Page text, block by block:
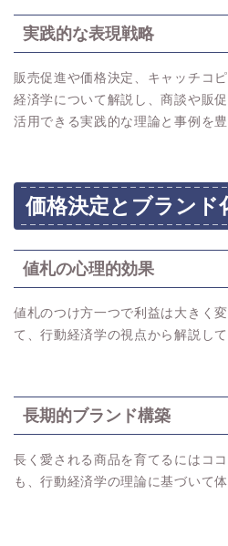
実践的な表現戦略
販売促進や価格決定、キャッチコ
経済学について解説し、商談や販
活用できる実践的な理論と事例を
価格決定とブランド
値札の心理的効果
値札のつけ方一つで利益は大きく
て、行動経済学の視点から解説して
長期的ブランド構築
長く愛される商品を育てるにはコ
も、行動経済学の理論に基づいて